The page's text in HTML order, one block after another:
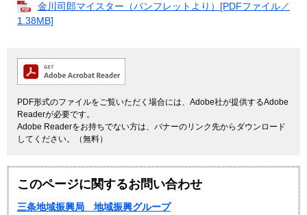
金川司郎マイスター（パンフレットより）[PDFファイル／
1.38MB]
PDF形式のファイルをご覧いただく場合には、Adobe社が提供するAdobe
Readerが必要です。
Adobe Readerをお持ちでない方は、バナーのリンク先からダウンロード
してください。（無料）
このページに関するお問い合わせ
三条地域振興局 地域振興グループ